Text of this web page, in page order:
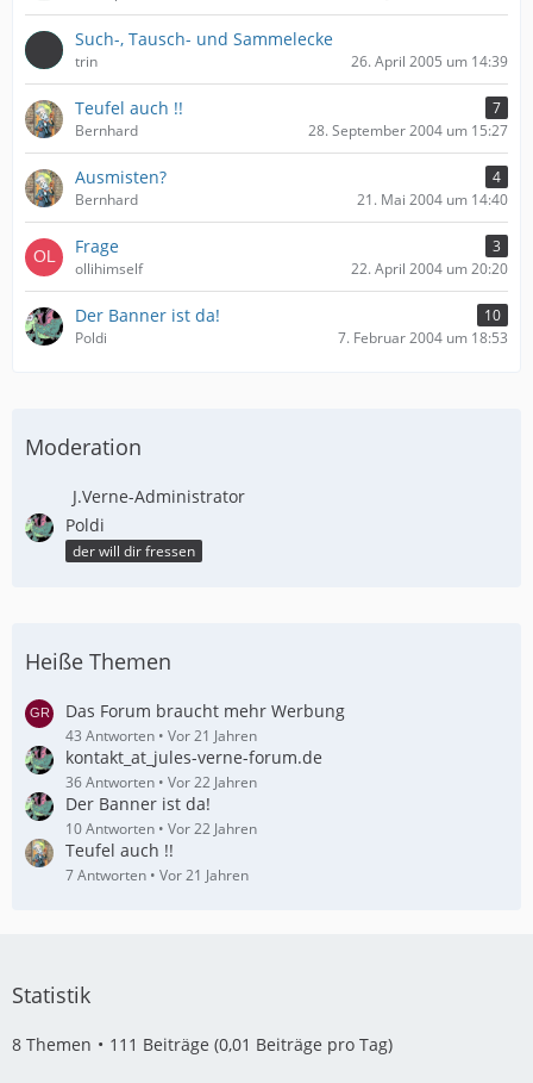
Such-, Tausch- und Sammelecke
trin 26. April 2005 um 14:39
Teufel auch !!
7
Bernhard
28. September 2004 um 15:27
Ausmisten?
4
Bernhard
21. Mai 2004 um 14:40
Frage
3
ollihimself
22. April 2004 um 20:20
Der Banner ist da!
10
Poldi
7. Februar 2004 um 18:53
Moderation
J.Verne-Administrator
Poldi
der will dir fressen
Heiße Themen
Das Forum braucht mehr Werbung
43 Antworten Vor 21 Jahren
kontakt_at_jules-verne-forum.de
36 Antworten Vor 22 Jahren
Der Banner ist da!
10 Antworten Vor 22 Jahren
Teufel auch !!
7 Antworten Vor 21 Jahren
Statistik
8 Themen 111 Beiträge (0,01 Beiträge pro Tag)